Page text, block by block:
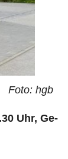
Foto: hgb
Uhr, Ge­